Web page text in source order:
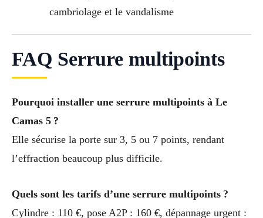
cambriolage et le vandalisme
FAQ Serrure multipoints
Pourquoi installer une serrure multipoints à Le
Camas 5 ?
Elle sécurise la porte sur 3, 5 ou 7 points, rendant
l’effraction beaucoup plus difficile.
Quels sont les tarifs d’une serrure multipoints ?
Cylindre : 110 €, pose A2P : 160 €, dépannage urgent :